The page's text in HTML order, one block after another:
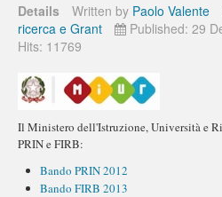
Details Written by Paolo Valente
ricerca e Grant
Published: 29
Hits: 11769
Il Ministero dell'Istruzione, Università e
PRIN e FIRB:
Bando PRIN 2012
Bando FIRB 2013